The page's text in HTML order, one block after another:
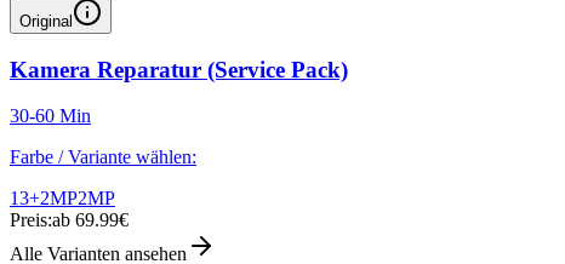
Original
Kamera Reparatur (Service Pack)
30-60 Min
Farbe / Variante wählen:
13+2MP2MP
Preis:ab 69.99€
Alle Varianten ansehen